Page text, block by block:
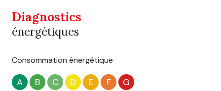
Diagnostics
énergétiques
Consommation énergétique
A B C D E F G